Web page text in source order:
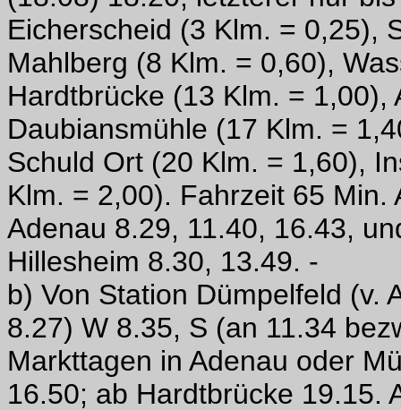
Eicherscheid (3 Klm. = 0,25),
Mahlberg (8 Klm. = 0,60),
Hardtbrücke (13 Klm. =
Daubiansmühle (17 Klm. =
Schuld Ort (20 Klm. = 1,60),
Klm. = 2,00). Fahrzeit 65
Adenau 8.29, 11.40, 16.43,
Hillesheim 8.30, 13.49. -
b) Von Station Dümpelfeld (v.
8.27) W 8.35, S (an 11.34
Markttagen in Adenau oder
16.50; ab Hardtbrücke 19.15.